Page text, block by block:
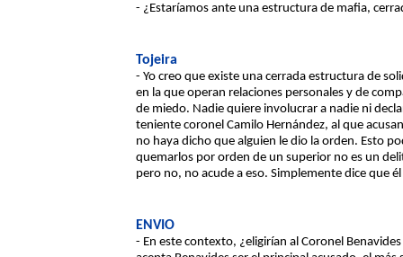
- ¿Estaríamos ante una estructura de mafia,
Tojeira
- Yo creo que existe una cerrada estructura de
en la que operan relaciones personales y de
de miedo. Nadie quiere involucrar a nadie ni
teniente coronel Camilo Hernández, al que
no haya dicho que alguien le dio la orden. Esto
quemarlos por orden de un superior no es un
pero no, no acude a eso. Simplemente dice que
ENVIO
- En este contexto, ¿eligirían al Coronel